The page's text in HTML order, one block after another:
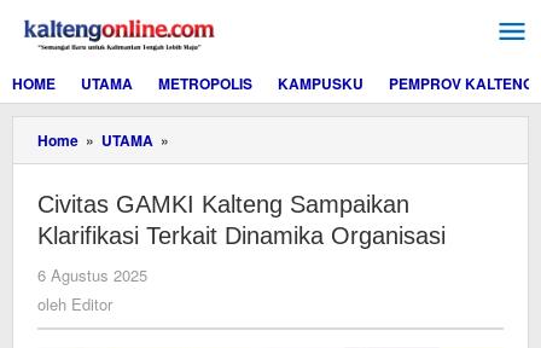
konten
HOME
UTAMA METROPOLIS KAMPUSKU PEMPROV KALTENG
Home » UTAMA »
GAMKI
Sampaikan
Klarifikasi
Terkait
‎Civitas GAMKI Kalteng Sampaikan
Klarifikasi Terkait Dinamika Organisasi
6 Agustus 2025
oleh Editor